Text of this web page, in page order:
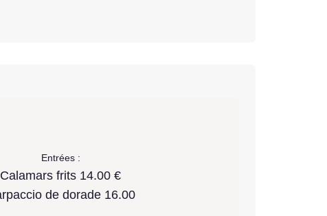
Entrées :
Calamars frits 14.00 €
de dorade 16.00